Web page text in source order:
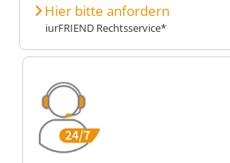
Hier bitte anfordern
iurFRIEND Rechtsservice*